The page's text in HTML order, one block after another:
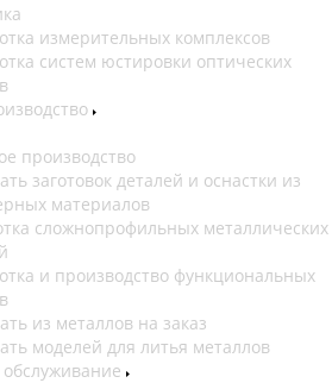
измерительных комплексов
систем юстировки оптических
производство
заготовок деталей и оснастки из
материалов
сложнопрофильных металлических
и производство функциональных
из металлов на заказ
моделей для литья металлов